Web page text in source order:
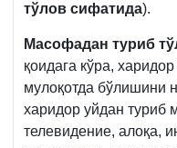
тўлов сифатида).
Масофадан туриб
қоидага кўра,
мулоқотда бўлишини
харидор уйдан туриб
телевидение, алоқа,